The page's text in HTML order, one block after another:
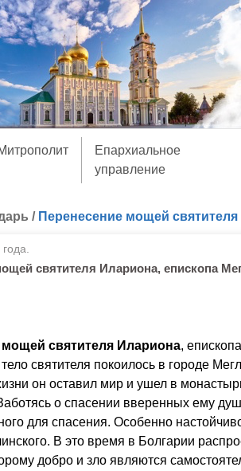
Епархиальное
управление
/ Перенесение мощей
святителя Илариона, епископа
мощей святителя Илариона,
святителя покоилось в городе
он оставил мир и ушел в
о спасении вверенных ему
для спасения. Особенно
В это время в Болгарии
добро и зло являются